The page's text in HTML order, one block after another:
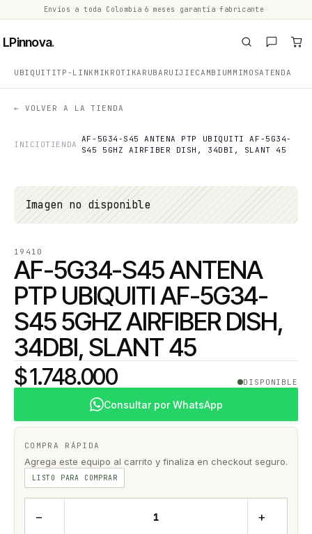
Envíos a toda Colombia 6 meses garantía fabricante
LPinnova.
UBIQUITITP-LINK MIKROTIKARUBA RUIJIECAMBIUM MIMOSATENDA
← VOLVER A LA TIENDA
INICIOTIENDA
AF-5G34-S45 ANTENA PTP UBIQUITI AF-5G34-
S45 5GHZ AIRFIBER DISH, 34DBI, SLANT 45
Imagen no disponible
19410
AF-5G34-S45 ANTENA
PTP UBIQUITI AF-5G34-
S45 5GHZ AIRFIBER DISH,
34DBI, SLANT 45
$ 1.748.000 DISPONIBLE
Consultar por WhatsApp
COMPRA RÁPIDA
Agrega este equipo al carrito y finaliza en checkout seguro.
LISTO PARA COMPRAR
− +